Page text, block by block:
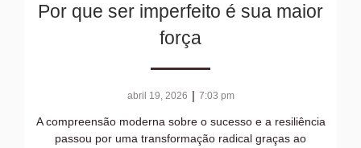
Por que ser imperfeito é sua maior
força
abril 19, 2026 | 7:03 pm
A compreensão moderna sobre o sucesso e a resiliência
passou por uma transformação radical graças ao